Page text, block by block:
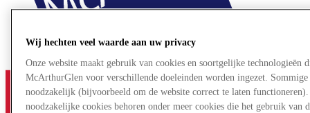
Wij hechten veel waarde aan uw privacy
Onze website maakt gebruik van cookies en soortgelijke technologieën
McArthurGlen voor verschillende doeleinden worden ingezet.
noodzakelijk (bijvoorbeeld om de website correct te laten
noodzakelijke cookies behoren onder meer cookies die het gebruik van